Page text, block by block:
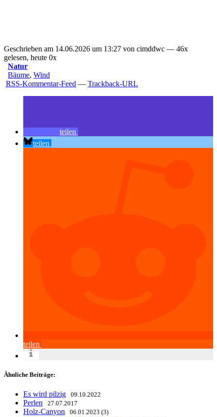
Geschrieben am 14.06.2026 um 13:27 von cimddwc — 46x
gelesen, heute 0x
Natur
Bäume, Wind
RSS-Kommentar-Feed — Trackback-URL
teilen
teilen
teilen
Ähnliche Beiträge:
Es wird pilzig 09.10.2022
Perlen 27.07.2017
Holz-Canyon 06.01.2023 (3)